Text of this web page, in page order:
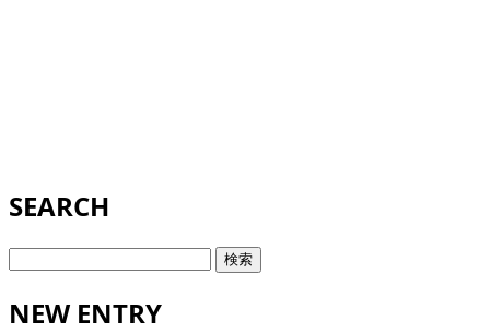
SEARCH
検
NEW ENTRY